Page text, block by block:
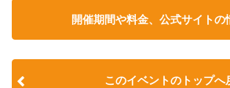
開催期間や料金、公式サイトの
このイベントのトップへ